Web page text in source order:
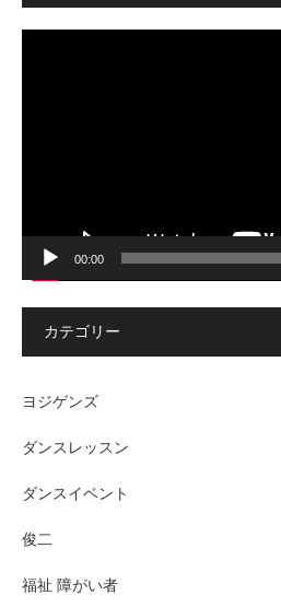
00:00
カテゴリー
ヨジゲンズ
ダンスレッスン
ダンスイベント
俊二
福祉 障がい者